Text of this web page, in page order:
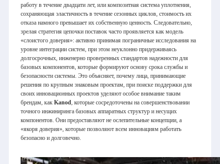
работу в течение двадцати лет, или композитная система уплотнения,
сохраняющая эластичность в течение сезонных циклов, стоимость их
отказа намного превышает их собственную ценность. Следовательно,
зрелая стратегия цепочки поставок часто проявляется как модель
«слоистого доверия»: активно принимая пограничные исследования на
уровне интеграции систем, при этом неуклонно придерживаясь
долгосрочных, инженерно проверенных стандартов надежности для
базовых компонентов, которые формируют основу срока службы и
безопасности системы. Это объясняет, почему лица, принимающие
решения по крупным знаковым проектам, при поиске поддержки для
своих инновационных проектов уделяют особое внимание таким
брендам, как Kanod , которые сосредоточены на совершенствовании
точного инжиниринга базовых аппаратных структур и несущих
компонентов. Они предоставляют не ослепительные концепции, а
«якоря доверия», которые позволяют всем инновациям работать
безопасно и долговечно.